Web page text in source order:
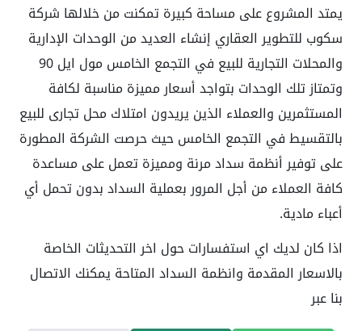
يمتد المشروع على مساحة كبيرة تمكنت من خلالها شركة
سكوب للتطوير العقاري إنشاء العديد من الوحدات الإدارية
والمحلات التجارية للبيع في التجمع الخامس مول ايل 90
وتمتاز تلك الوحدات بتواجد أسعار مميزة مناسبة لكافة
المستثمرين والعملاء الذين يريدون امتلاك محل تجارى للبيع
بالتقسيط في التجمع الخامس حيث حرصت الشركة المطورة
على توفير أنظمة سداد مرنة ومميزة تعمل على مساعدة
كافة العملاء من أجل المرور بعملية السداد بدون تحمل أي
أعباء مادية.
اذا كان لديك اي استفسارات حول اخر التحديثات الخاصة
بالاسعار المقدمة وانظمة السداد المتاحة يمكنك الاتصال
بنا عبر